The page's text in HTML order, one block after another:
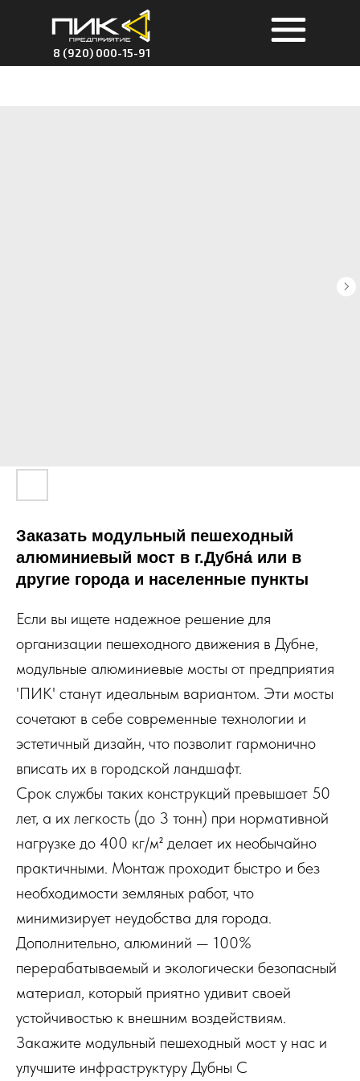
8 (920) 000-15-91
Заказать модульный пешеходный
алюминиевый мост в г.Дубна́ или в
другие города и населенные пункты
Если вы ищете надежное решение для
организации пешеходного движения в Дубне,
модульные алюминиевые мосты от предприятия
'ПИК' станут идеальным вариантом. Эти мосты
сочетают в себе современные технологии и
эстетичный дизайн, что позволит гармонично
вписать их в городской ландшафт.
Срок службы таких конструкций превышает 50
лет, а их легкость (до 3 тонн) при нормативной
нагрузке до 400 кг/м² делает их необычайно
практичными. Монтаж проходит быстро и без
необходимости земляных работ, что
минимизирует неудобства для города.
Дополнительно, алюминий — 100%
перерабатываемый и экологически безопасный
материал, который приятно удивит своей
устойчивостью к внешним воздействиям.
Закажите модульный пешеходный мост у нас и
улучшите инфраструктуру Дубны С